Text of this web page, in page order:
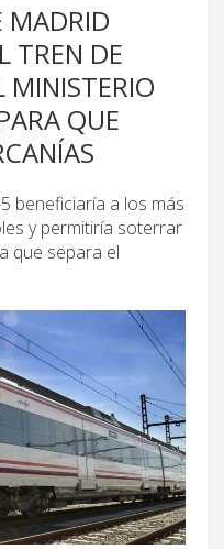
MADRID
TREN DE
MINISTERIO
QUE
beneficiaría a los más
y permitiría soterrar
que separa el